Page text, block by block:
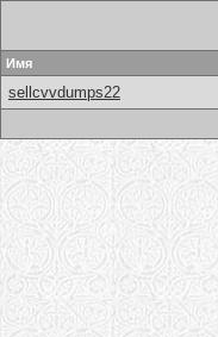
Имя
sellcvvdumps22